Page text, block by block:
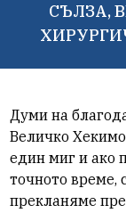
СЪЛЗА,
Думи на
Величко
един миг и ако
точното време,
прекланяме